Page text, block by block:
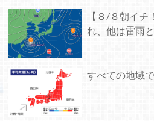
【８/８朝イ
れ、他は雷雨
すべての地域